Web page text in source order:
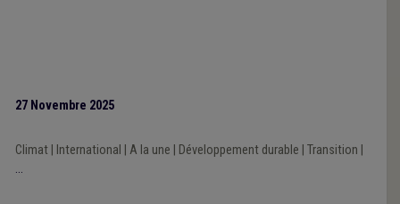
27 Novembre 2025
Climat| International A la une Développement durable Transition
...